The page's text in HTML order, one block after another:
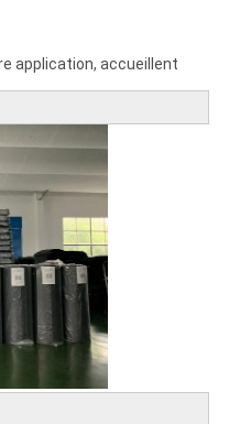
application, accueillent